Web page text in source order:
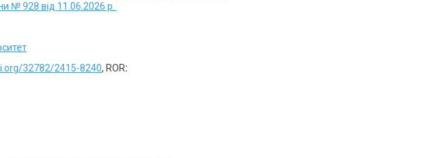
№ 928 від 11.06.2026 р.
32782/2415-8240, ROR: